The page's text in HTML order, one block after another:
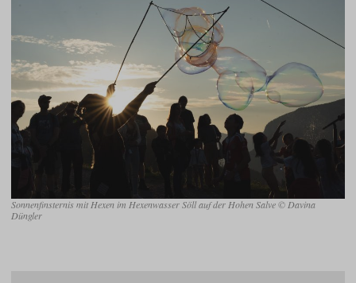
Sonnenfinsternis mit Hexen im Hexenwasser Söll auf der Hohen Salve © Davina
Düngler